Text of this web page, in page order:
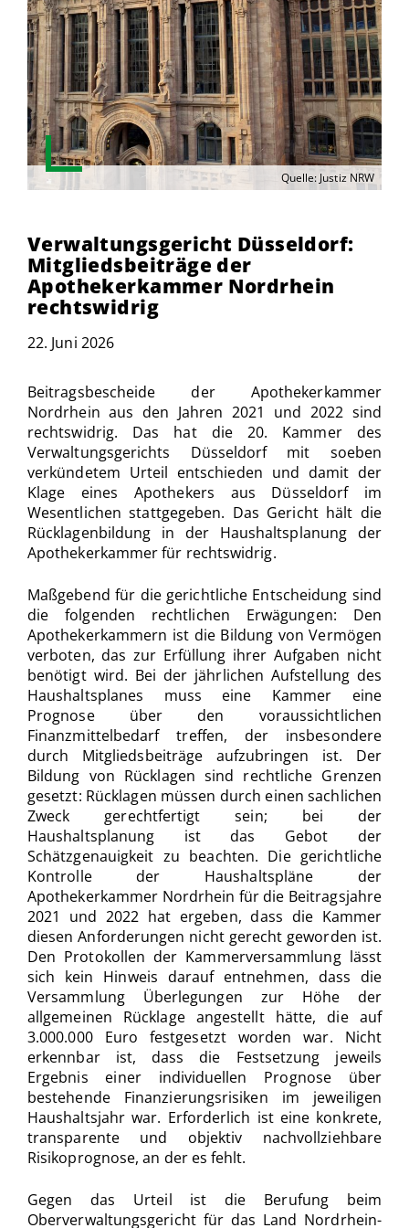
Quelle: Justiz NRW
Verwaltungsgericht Düsseldorf:
Mitgliedsbeiträge der
Apothekerkammer Nordrhein
rechtswidrig
22. Juni 2026
Beitragsbescheide der Apothekerkammer
Nordrhein aus den Jahren 2021 und 2022 sind
rechtswidrig. Das hat die 20. Kammer des
Verwaltungsgerichts Düsseldorf mit soeben
verkündetem Urteil entschieden und damit der
Klage eines Apothekers aus Düsseldorf im
Wesentlichen stattgegeben. Das Gericht hält die
Rücklagenbildung in der Haushaltsplanung der
Apothekerkammer für rechtswidrig.
Maßgebend für die gerichtliche Entscheidung sind
die folgenden rechtlichen Erwägungen: Den
Apothekerkammern ist die Bildung von Vermögen
verboten, das zur Erfüllung ihrer Aufgaben nicht
benötigt wird. Bei der jährlichen Aufstellung des
Haushaltsplanes muss eine Kammer eine
Prognose über den voraussichtlichen
Finanzmittelbedarf treffen, der insbesondere
durch Mitgliedsbeiträge aufzubringen ist. Der
Bildung von Rücklagen sind rechtliche Grenzen
gesetzt: Rücklagen müssen durch einen sachlichen
Zweck gerechtfertigt sein; bei der
Haushaltsplanung ist das Gebot der
Schätzgenauigkeit zu beachten. Die gerichtliche
Kontrolle der Haushaltspläne der
Apothekerkammer Nordrhein für die Beitragsjahre
2021 und 2022 hat ergeben, dass die Kammer
diesen Anforderungen nicht gerecht geworden ist.
Den Protokollen der Kammerversammlung lässt
sich kein Hinweis darauf entnehmen, dass die
Versammlung Überlegungen zur Höhe der
allgemeinen Rücklage angestellt hätte, die auf
3.000.000 Euro festgesetzt worden war. Nicht
erkennbar ist, dass die Festsetzung jeweils
Ergebnis einer individuellen Prognose über
bestehende Finanzierungsrisiken im jeweiligen
Haushaltsjahr war. Erforderlich ist eine konkrete,
transparente und objektiv nachvollziehbare
Risikoprognose, an der es fehlt.
Gegen das Urteil ist die Berufung beim
Oberverwaltungsgericht für das Land Nordrhein-